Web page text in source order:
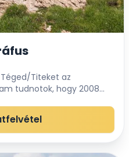
Téged/Titeket az
tudnotok, hogy 2008
amelyet Pécsen
volna csinálni,...